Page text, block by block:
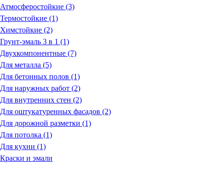
Атмосферостойкие (3)
Термостойкие (1)
Химстойкие (2)
Грунт-эмаль 3 в 1 (1)
Двухкомпонентные (7)
Для металла (5)
Для бетонных полов (1)
Для наружных работ (2)
Для внутренних стен (2)
Для оштукатуренных фасадов (2)
Для дорожной разметки (1)
Для потолка (1)
Для кухни (1)
Краски и эмали